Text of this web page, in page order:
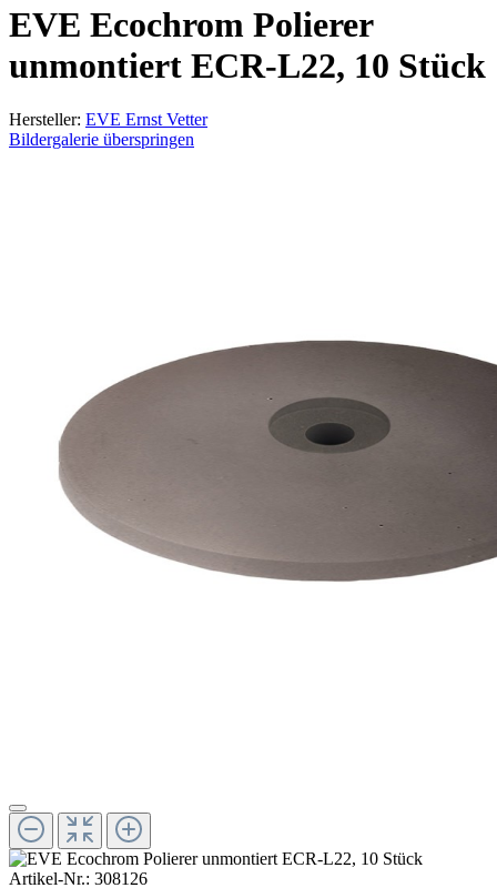
EVE Ecochrom Polierer
unmontiert ECR-L22, 10 Stück
Hersteller: EVE Ernst Vetter
Bildergalerie überspringen
Artikel-Nr.: 308126